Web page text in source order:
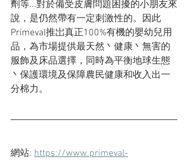
劑等...對於備受皮膚問題困擾的小朋友來
說，是仍然帶有一定刺激性的。因此
Primeval推岀真正100%有機的嬰幼兒用
品，為市場提供最天然丶健康丶無害的
服飾及床品選擇，同時為平衡地球生態
丶保護環境及保障農民健康和收入出一
分棉力。
網站: https://www.primeval-